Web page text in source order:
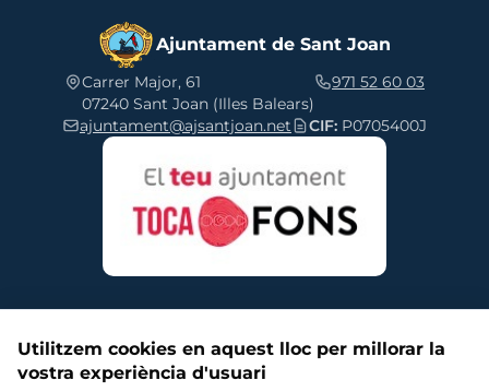
Ajuntament de Sant Joan
Carrer Major, 61
07240 Sant Joan (Illes Balears)
971 52 60 03
ajuntament@ajsantjoan.net CIF: P0705400J
Segueix-nos a les xarxes socials
Utilitzem cookies en aquest lloc per millorar la
vostra experiència d'usuari